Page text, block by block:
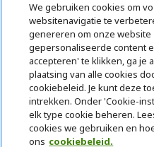
We gebruiken cookies om
websitenavigatie te
genereren om onze
gepersonaliseerde content
accepteren' te klikken, ga je
plaatsing van alle cookies
cookiebeleid. Je kunt deze
intrekken. Onder 'Cookie-
elk type cookie beheren.
cookies we gebruiken en
ons cookiebeleid.